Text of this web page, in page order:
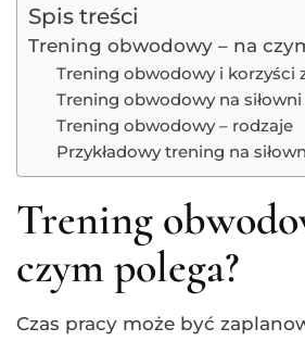
Spis treści
Trening obwodowy – na
Trening obwodowy i korzyści
Trening obwodowy na siłowni
Trening obwodowy – rodzaje
Przykładowy trening na
Trening
czym polega?
Czas pracy może być